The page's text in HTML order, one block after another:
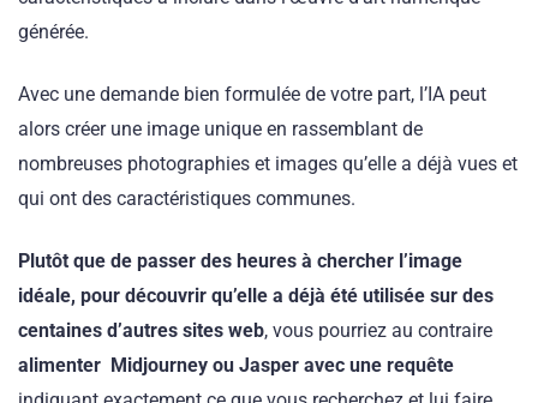
générée.
Avec une demande bien formulée de votre part, l’IA peut
alors créer une image unique en rassemblant de
nombreuses photographies et images qu’elle a déjà vues et
qui ont des caractéristiques communes.
Plutôt que de passer des heures à chercher l’image
idéale, pour découvrir qu’elle a déjà été utilisée sur des
centaines d’autres sites web, vous pourriez au contraire
alimenter Midjourney ou Jasper avec une requête